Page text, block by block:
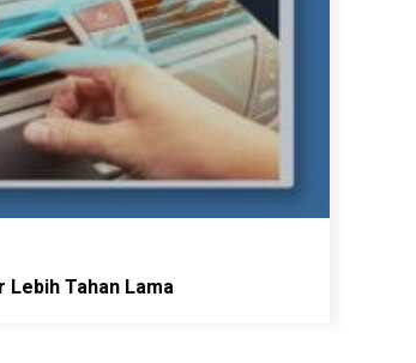
Tahan Lama